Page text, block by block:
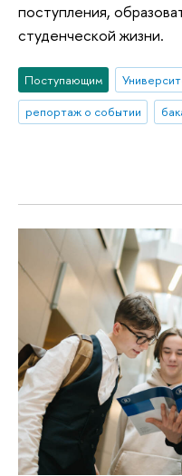
поступления,
студенческой жизни.
Поступающим
репортаж о событии